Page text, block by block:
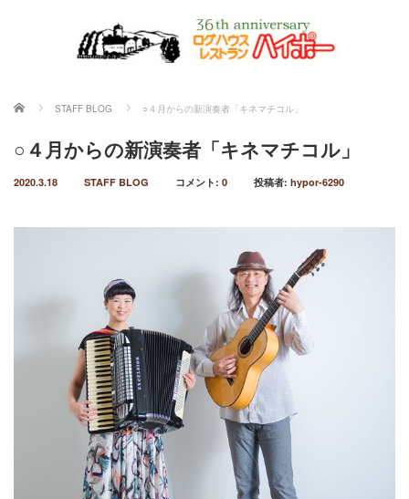
ホーム STAFF BLOG ○４月からの新演奏者「キネマチコル」
○４月からの新演奏者「キネマチコル」
2020.3.18 STAFF BLOG コメント: 0 投稿者: hypor-6290